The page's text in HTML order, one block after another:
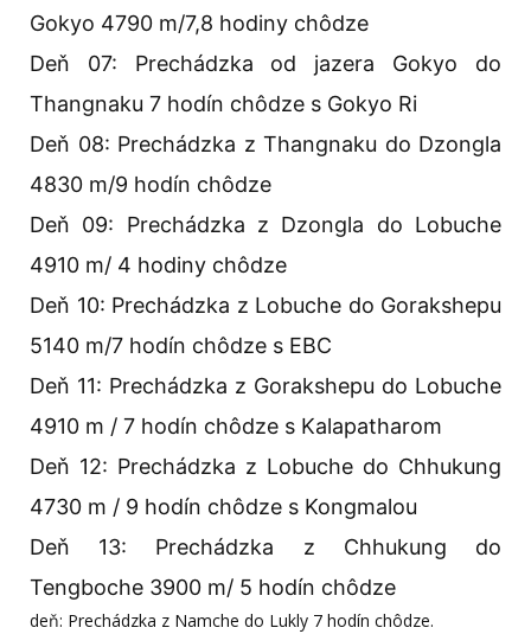
Gokyo 4790 m/7,8 hodiny chôdze
Deň 07: Prechádzka od jazera Gokyo do
Thangnaku 7 hodín chôdze s Gokyo Ri
Deň 08: Prechádzka z Thangnaku do Dzongla
4830 m/9 hodín chôdze
Deň 09: Prechádzka z Dzongla do Lobuche
4910 m/ 4 hodiny chôdze
Deň 10: Prechádzka z Lobuche do Gorakshepu
5140 m/7 hodín chôdze s EBC
Deň 11: Prechádzka z Gorakshepu do Lobuche
4910 m / 7 hodín chôdze s Kalapatharom
Deň 12: Prechádzka z Lobuche do Chhukung
4730 m / 9 hodín chôdze s Kongmalou
Deň 13: Prechádzka z Chhukung do
Tengboche 3900 m/ 5 hodín chôdze
deň: Prechádzka z Namche do Lukly 7 hodín chôdze.